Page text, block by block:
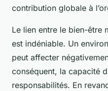
contribution globale à
Le lien entre le bien-être
est indéniable. Un
peut affecter
conséquent, la capacité
responsabilités. En